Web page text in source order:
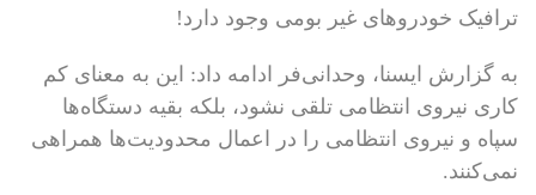
ترافیک خودروهای غیر بومی وجود دارد!
به گزارش ایسنا، وحدانی‌فر ادامه داد: این به معنای کم
کاری نیروی انتظامی تلقی نشود، بلکه بقیه دستگاه‌ها
سپاه و نیروی انتظامی را در اعمال محدودیت‌ها همراهی
نمی‌کنند.